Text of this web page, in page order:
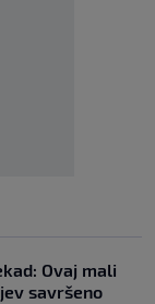
Ovaj mali
savršeno